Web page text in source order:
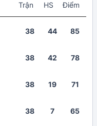
Trận HS Điểm
38 44 85
38 42 78
38 19 71
38 7 65